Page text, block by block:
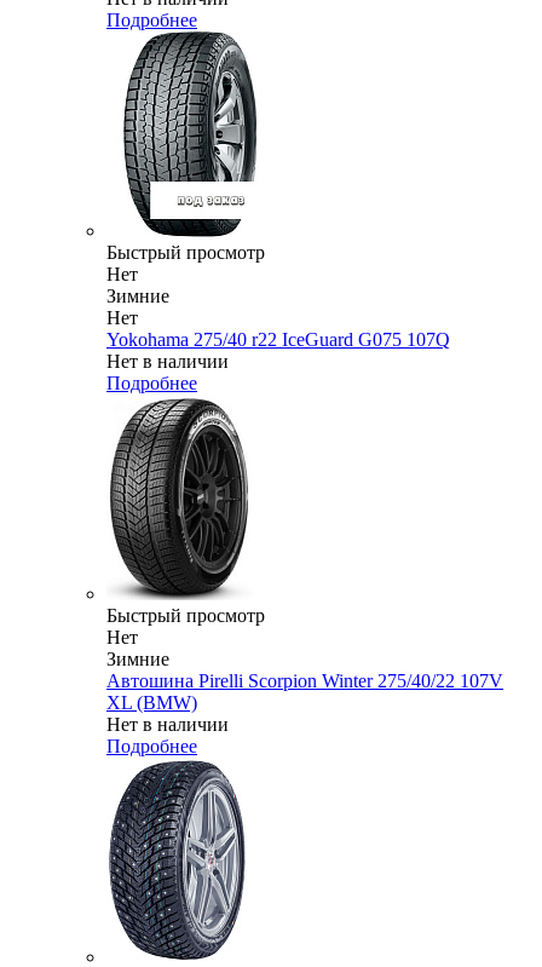
Подробнее
Быстрый просмотр
Нет
Зимние
Нет
Yokohama 275/40 r22 IceGuard G075 107Q
Нет в наличии
Подробнее
Быстрый просмотр
Нет
Зимние
Автошина Pirelli Scorpion Winter 275/40/22 107V
XL (BMW)
Нет в наличии
Подробнее